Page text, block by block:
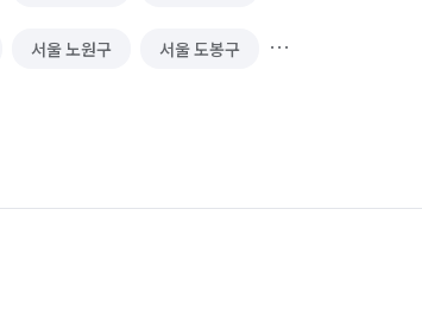
서울 노원구 서울 도봉구